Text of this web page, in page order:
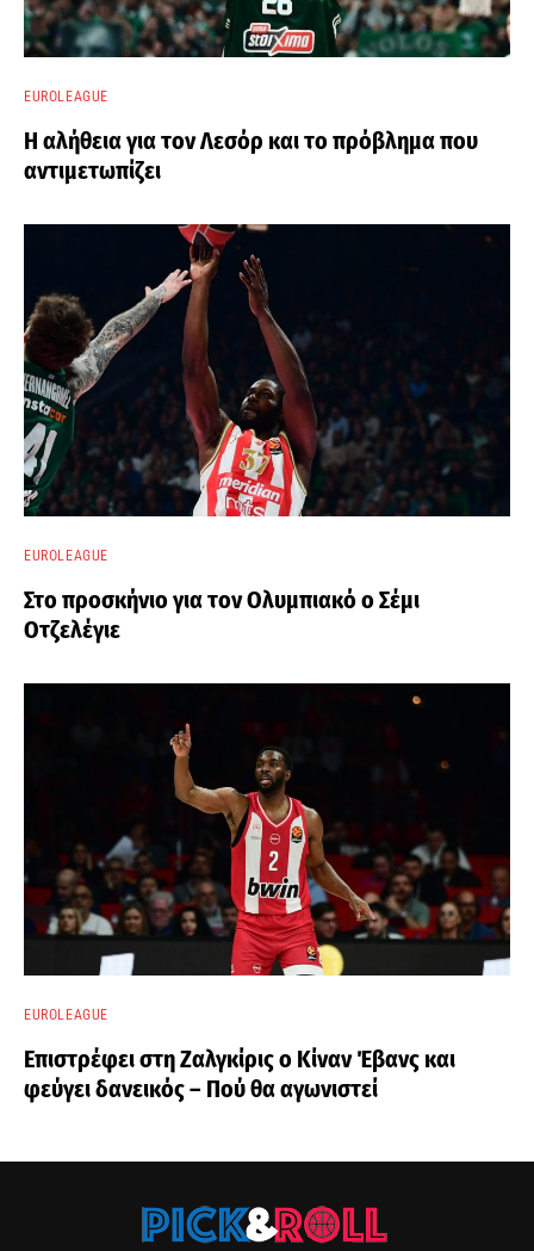
EUROLEAGUE
Η αλήθεια για τον Λεσόρ και το πρόβλημα που
αντιμετωπίζει
EUROLEAGUE
Στο προσκήνιο για τον Ολυμπιακό ο Σέμι
Οτζελέγιε
EUROLEAGUE
Επιστρέφει στη Ζαλγκίρις ο Κίναν Έβανς και
φεύγει δανεικός – Πού θα αγωνιστεί